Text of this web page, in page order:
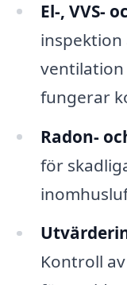
El-, VVS-
inspektion
fungerar
Radon-
för
Kontroll